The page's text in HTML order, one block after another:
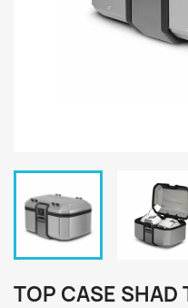
TOP CASE SHAD